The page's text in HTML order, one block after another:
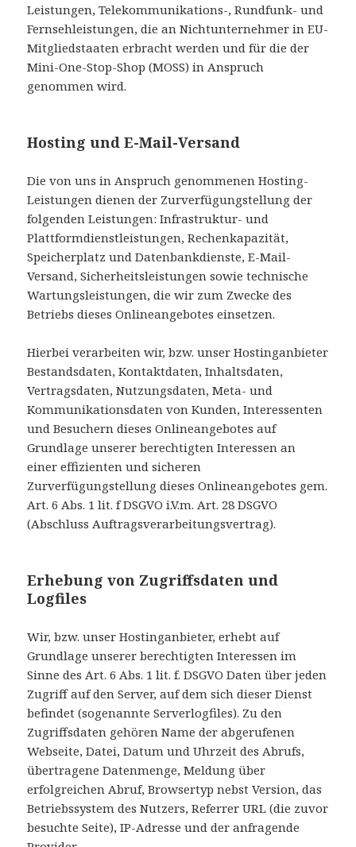
Leistungen, Telekommunikations-, Rundfunk- und
Fernsehleistungen, die an Nichtunternehmer in EU-
Mitgliedstaaten erbracht werden und für die der
Mini-One-Stop-Shop (MOSS) in Anspruch
genommen wird.
Hosting und E-Mail-Versand
Die von uns in Anspruch genommenen Hosting-
Leistungen dienen der Zurverfügungstellung der
folgenden Leistungen: Infrastruktur- und
Plattformdienstleistungen, Rechenkapazität,
Speicherplatz und Datenbankdienste, E-Mail-
Versand, Sicherheitsleistungen sowie technische
Wartungsleistungen, die wir zum Zwecke des
Betriebs dieses Onlineangebotes einsetzen.
Hierbei verarbeiten wir, bzw. unser Hostinganbieter
Bestandsdaten, Kontaktdaten, Inhaltsdaten,
Vertragsdaten, Nutzungsdaten, Meta- und
Kommunikationsdaten von Kunden, Interessenten
und Besuchern dieses Onlineangebotes auf
Grundlage unserer berechtigten Interessen an
einer effizienten und sicheren
Zurverfügungstellung dieses Onlineangebotes gem.
Art. 6 Abs. 1 lit. f DSGVO i.V.m. Art. 28 DSGVO
(Abschluss Auftragsverarbeitungsvertrag).
Erhebung von Zugriffsdaten und
Logfiles
Wir, bzw. unser Hostinganbieter, erhebt auf
Grundlage unserer berechtigten Interessen im
Sinne des Art. 6 Abs. 1 lit. f. DSGVO Daten über jeden
Zugriff auf den Server, auf dem sich dieser Dienst
befindet (sogenannte Serverlogfiles). Zu den
Zugriffsdaten gehören Name der abgerufenen
Webseite, Datei, Datum und Uhrzeit des Abrufs,
übertragene Datenmenge, Meldung über
erfolgreichen Abruf, Browsertyp nebst Version, das
Betriebssystem des Nutzers, Referrer URL (die zuvor
besuchte Seite), IP-Adresse und der anfragende